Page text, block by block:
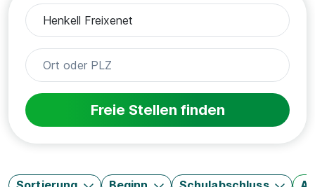
Freie Stellen finden